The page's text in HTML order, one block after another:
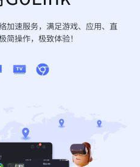
加速服务，满足游戏、应用、直
操作，极致体验！